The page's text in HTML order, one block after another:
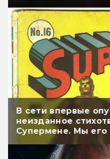
В сети впервые
неизданное
Супермене. Мы его